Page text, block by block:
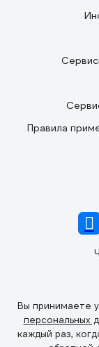
Правила
Вы принимаете
персональных
каждый раз,